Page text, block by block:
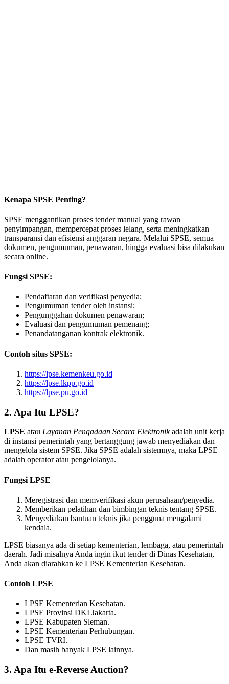
Kenapa SPSE Penting?
SPSE menggantikan proses tender manual yang rawan
penyimpangan, mempercepat proses lelang, serta meningkatkan
transparansi dan efisiensi anggaran negara. Melalui SPSE, semua
dokumen, pengumuman, penawaran, hingga evaluasi bisa dilakukan
secara online.
Fungsi SPSE:
Pendaftaran dan verifikasi penyedia;
Pengumuman tender oleh instansi;
Pengunggahan dokumen penawaran;
Evaluasi dan pengumuman pemenang;
Penandatanganan kontrak elektronik.
Contoh situs SPSE:
https://lpse.kemenkeu.go.id
https://lpse.lkpp.go.id
https://lpse.pu.go.id
2. Apa Itu LPSE?
LPSE atau Layanan Pengadaan Secara Elektronikadalah unit kerja
di instansi pemerintah yang bertanggung jawab menyediakan dan
mengelola sistem SPSE. Jika SPSE adalah sistemnya, maka LPSE
adalah operator atau pengelolanya.
Fungsi LPSE
Meregistrasi dan memverifikasi akun perusahaan/penyedia.
Memberikan pelatihan dan bimbingan teknis tentang SPSE.
Menyediakan bantuan teknis jika pengguna mengalami
kendala.
LPSE biasanya ada di setiap kementerian, lembaga, atau pemerintah
daerah. Jadi misalnya Anda ingin ikut tender di Dinas Kesehatan,
Anda akan diarahkan ke LPSE Kementerian Kesehatan.
Contoh LPSE
LPSE Kementerian Kesehatan.
LPSE Provinsi DKI Jakarta.
LPSE Kabupaten Sleman.
LPSE Kementerian Perhubungan.
LPSE TVRI.
Dan masih banyak LPSE lainnya.
3. Apa Itu e-Reverse Auction?